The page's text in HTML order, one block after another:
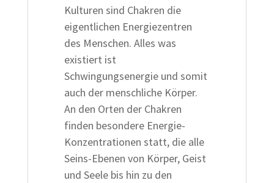
Kulturen sind Chakren die
eigentlichen Energiezentren
des Menschen. Alles was
existiert ist
Schwingungsenergie und somit
auch der menschliche Körper.
An den Orten der Chakren
finden besondere Energie-
Konzentrationen statt, die alle
Seins-Ebenen von Körper, Geist
und Seele bis hin zu den